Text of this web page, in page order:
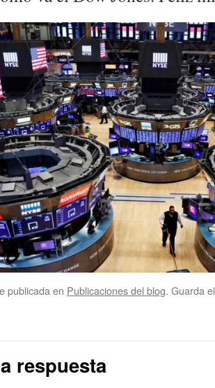
publicada en Publicaciones del blog. Guarda
respuesta